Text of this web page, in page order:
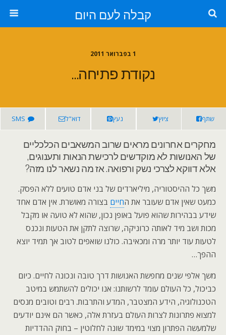
קבלה לעם היום
1 בפברואר 2011
נקודת פתיחה…
שתף ציוץ נעץ דוא"ל SMS
מחקרים אחרונים מראים שרוב המשאבים הכלכליים
של האנושות לא מוקדשים לרכישת הנאות ותענוגים,
אלא דווקא לצרכי נשק ורפואה. אז מה נשאר לנו מזה?
משך כל ההיסטוריה, מיליארדים של בני אדם טועים ללא הפסק.
כמעט שאין אדם שעובר את החיים בצורה מאושרת. אין אדם אחד
שידע בבהירות שהוא פועל באופן נכון, שהוא לא טועה או מקבל
מכות ושב מיד לאותה כרוניקה, שרוצה לתקן את הטעות ונכנס
לטעות עוד יותר מרה ומכאיבה. כולנו שואפים לטוב אך תמיד יוצא
ההפך…
משך אלפי שנים מחפשת האנושות דרך טובה ונכונה לחיים. כיום
כביכול, כל העולם עומד לרשותנו: אנו יכולים להשתמש במיטב
הטכנולוגיה, הידע המצטבר, המדע והתרבות. רבים וטובים מנסים
למצוא פתרונות לצרות העולם בעזרת אלה, כאשר הם אינם יודעים
שלמעשה הפתרון מצוי במימד שונה לחלוטין – בחוק ההדדיות